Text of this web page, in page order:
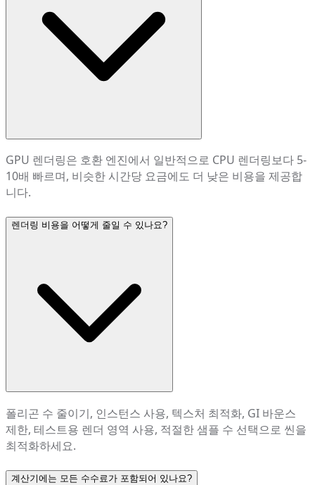
GPU 렌더링은 호환 엔진에서 일반적으로 CPU 렌더링보다 5-
10배 빠르며, 비슷한 시간당 요금에도 더 낮은 비용을 제공합
니다.
렌더링 비용을 어떻게 줄일 수 있나요?
폴리곤 수 줄이기, 인스턴스 사용, 텍스처 최적화, GI 바운스
제한, 테스트용 렌더 영역 사용, 적절한 샘플 수 선택으로 씬을
최적화하세요.
계산기에는 모든 수수료가 포함되어 있나요?